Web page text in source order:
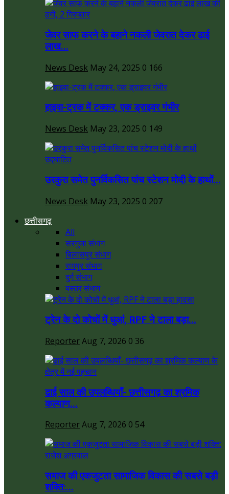
जेवर साफ करने के बहाने नकली जेवरात देकर ढाई
लाख...
News Desk May 24, 2025 0 166
हाइवा-ट्रक में टक्कर, एक ड्राइवर गंभीर
News Desk May 23, 2025 0 149
उरकुरा समेत पुनर्विकसित पांच स्टेशन मोदी के हाथों...
News Desk May 23, 2025 0 207
छत्तीसगढ़
All
सरगुजा संभाग
बिलासपुर संभाग
रायपुर संभाग
दुर्ग संभाग
बस्तर संभाग
ट्रेन के दो कोचों में धुआं, RPF ने टाला बड़ा...
ReporterAug 7, 2026 0 36
ढाई साल की उपलब्धियाँ- छत्तीसगढ़ का श्रमिक
कल्याण...
ReporterAug 7, 2026 0 54
समाज की एकजुटता सामाजिक विकास की सबसे बड़ी
शक्ति:...